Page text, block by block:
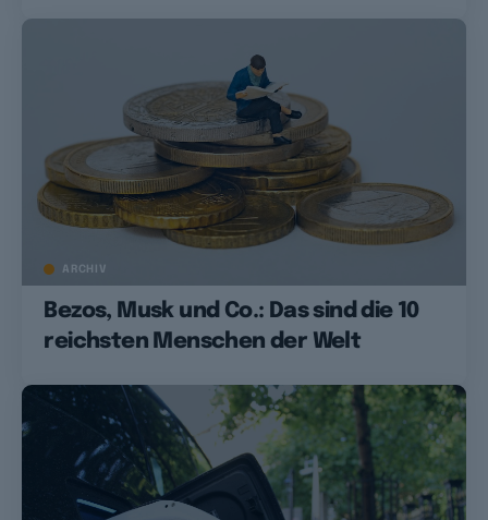
ARCHIV
Bezos, Musk und Co.: Das sind die 10
reichsten Menschen der Welt